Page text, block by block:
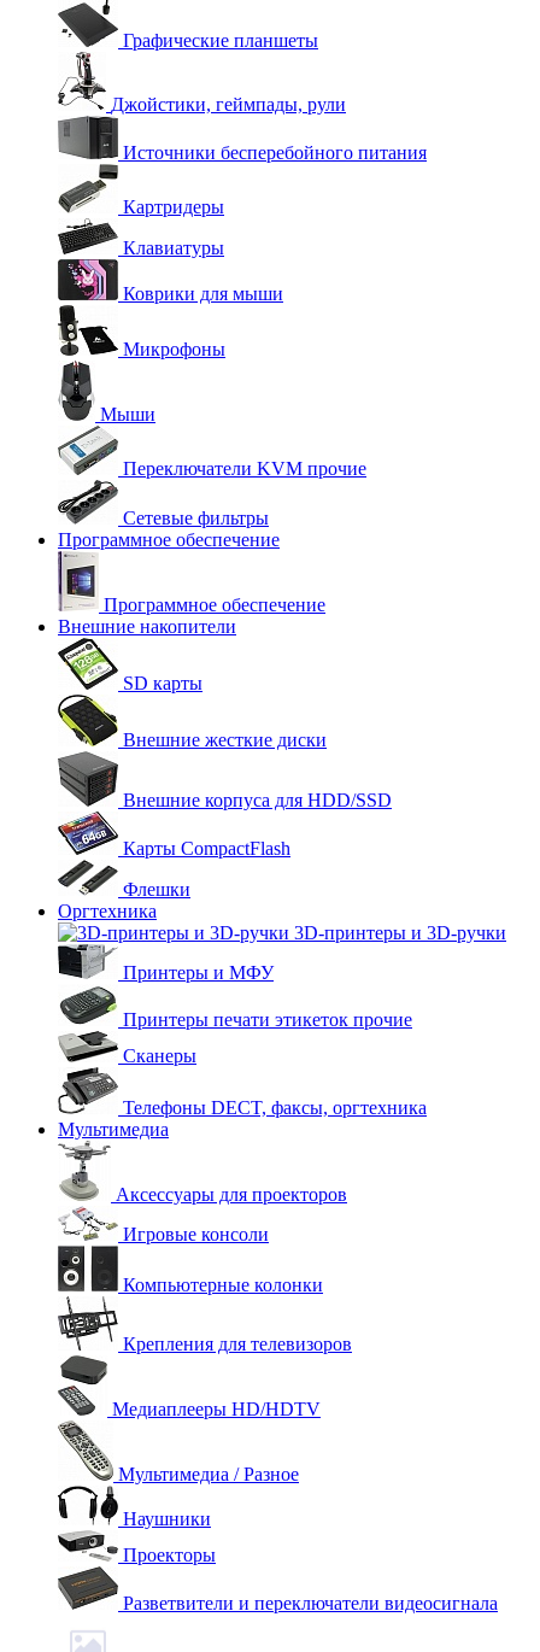
Графические планшеты
Джойстики, геймпады, рули
Источники бесперебойного питания
Картридеры
Клавиатуры
Коврики для мыши
Микрофоны
Мыши
Переключатели KVM прочие
Сетевые фильтры
Программное обеспечение
Программное обеспечение
Внешние накопители
SD карты
Внешние жесткие диски
Внешние корпуса для HDD/SSD
Карты CompactFlash
Флешки
Оргтехника
3D-принтеры и 3D-ручки
Принтеры и МФУ
Принтеры печати этикеток прочие
Сканеры
Телефоны DECT, факсы, оргтехника
Мультимедиа
Аксессуары для проекторов
Игровые консоли
Компьютерные колонки
Крепления для телевизоров
Медиаплееры HD/HDTV
Мультимедиа / Разное
Наушники
Проекторы
Разветвители и переключатели видеосигнала